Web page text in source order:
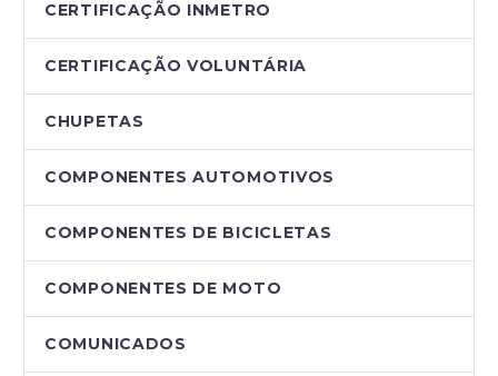
CERTIFICAÇÃO INMETRO
CERTIFICAÇÃO VOLUNTÁRIA
CHUPETAS
COMPONENTES AUTOMOTIVOS
COMPONENTES DE BICICLETAS
COMPONENTES DE MOTO
COMUNICADOS